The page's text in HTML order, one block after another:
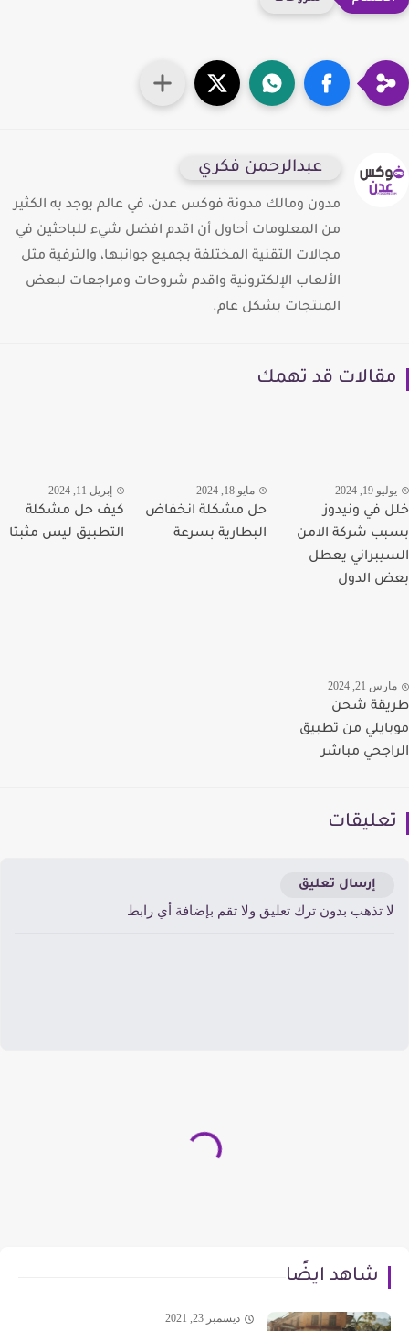
عبدالرحمن فكري
مدون ومالك مدونة فوكس عدن، في عالم يوجد به الكثير
من المعلومات أحاول أن اقدم افضل شيء للباحثين في
مجالات التقنية المختلفة بجميع جوانبها، والترفية مثل
الألعاب الإلكترونية واقدم شروحات ومراجعات لبعض
المنتجات بشكل عام.
قد تهمك
19, 2024
في ونيدوز
شركة الامن
يعطل
الدول
مايو 18, 2024
حل مشكلة انخفاض
البطارية بسرعة
إبريل 11, 2024
كيف حل مشكلة
التطبيق ليس مثبتا
21, 2024
شحن
من تطبيق
مباشر
إرسال تعليق
تذهب بدون ترك تعليق ولا تقم بإضافة أي رابط
شاهد ايضًا
ديسمبر 23, 2021